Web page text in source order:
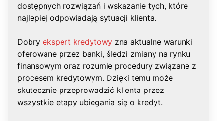
dostępnych rozwiązań i wskazanie tych, które
najlepiej odpowiadają sytuacji klienta.
Dobry ekspert kredytowy zna aktualne warunki
oferowane przez banki, śledzi zmiany na rynku
finansowym oraz rozumie procedury związane z
procesem kredytowym. Dzięki temu może
skutecznie przeprowadzić klienta przez
wszystkie etapy ubiegania się o kredyt.